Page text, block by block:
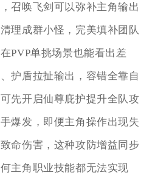
召唤飞剑可以弥补主角输出
理成群小怪，完美填补团队
PVP单挑场景也能看出差
护盾拉扯输出，容错全靠自
先开启仙尊庇护提升全队攻
爆发，即便主角操作出现失
命伤害，这种攻防增益同步
主角职业技能都无法实现